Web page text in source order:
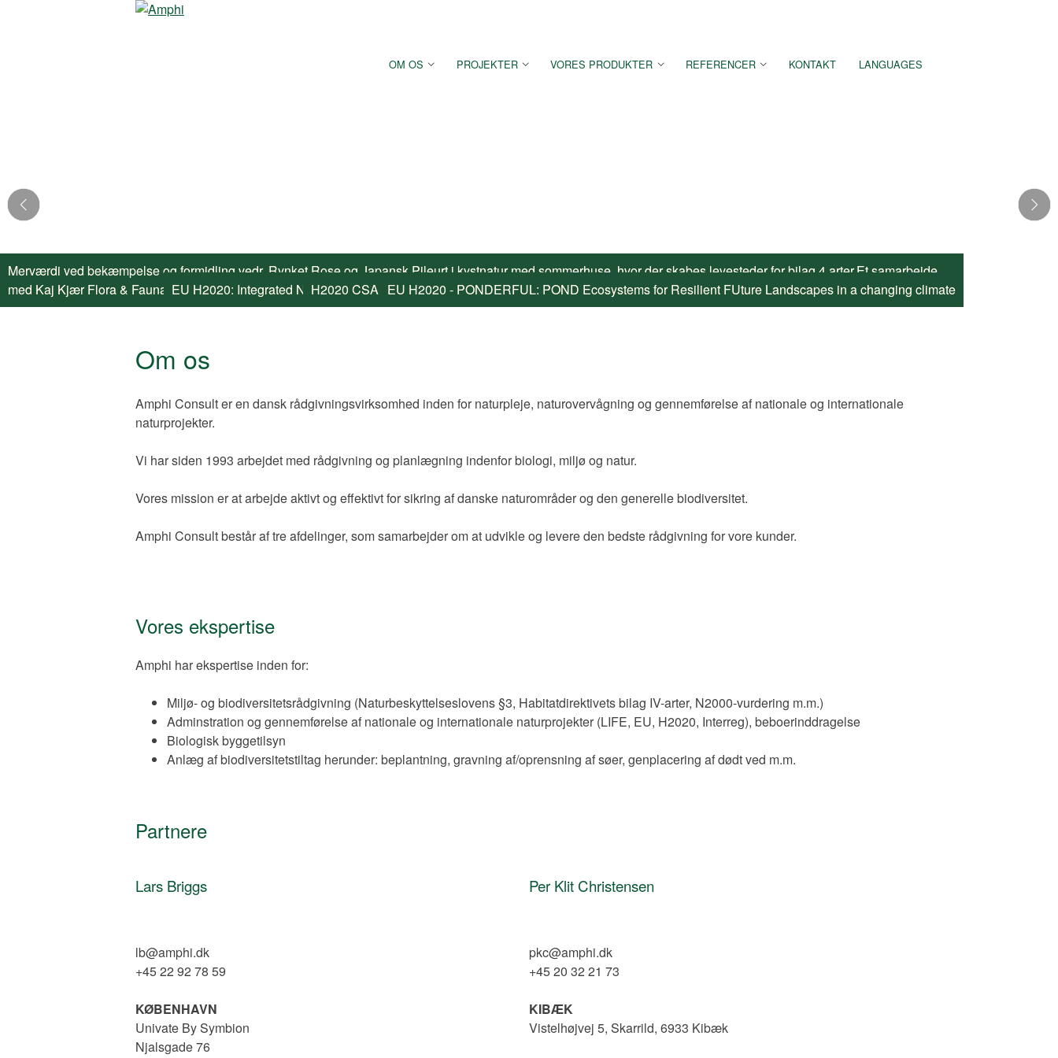
OM OS PROJEKTER VORES PRODUKTER REFERENCER KONTAKT LANGUAGES
EU LIFE Projekt LIFE04NAT/DE/00028 "Management of fire-bellied toads in the Baltic region"
EU H2020 RECONECT: Demonstrating the effectiveness of Nature Based Solutions in reducing hydro-meteorological risks
Biowater Climapond, en af vores klimatilpasning løsninger
Kortlægning af Chytrid-svampen i de nordiske lande og eDNA-prøveudtagning
Merværdi ved bekæmpelse og formidling vedr. Rynket Rose og Japansk Pileurt i kystnatur med sommerhuse, hvor der skabes levesteder for bilag 4 arter.Et samarbejde
med Kaj Kjær Flora & Fauna som projektleder. Læs artiklen her
EU H2020: Integrated NBS-based Urban Planning Methodology for Enhancing the Health and Well-being of Citizens: the euPOLIS Approach
LIFE Open Woods, Improvement of the conservation status of forest habitats with a focus on Osmoderma eremita
H2020 CSA - BISON: Biodiversity and Infrastructure Synergies and Opportunities for European Transports Networks
EU H2020 - PONDERFUL: POND Ecosystems for Resilient FUture Landscapes in a changing climate
Om os
Amphi Consult er en dansk rådgivningsvirksomhed inden for naturpleje, naturovervågning og gennemførelse af nationale og internationale
naturprojekter.
Vi har siden 1993 arbejdet med rådgivning og planlægning indenfor biologi, miljø og natur.
Vores mission er at arbejde aktivt og effektivt for sikring af danske naturområder og den generelle biodiversitet.
Amphi Consult består af tre afdelinger, som samarbejder om at udvikle og levere den bedste rådgivning for vore kunder.
Vores ekspertise
Amphi har ekspertise inden for:
Miljø- og biodiversitetsrådgivning (Naturbeskyttelseslovens §3, Habitatdirektivets bilag IV-arter, N2000-vurdering m.m.)
Adminstration og gennemførelse af nationale og internationale naturprojekter (LIFE, EU, H2020, Interreg), beboerinddragelse
Biologisk byggetilsyn
Anlæg af biodiversitetstiltag herunder: beplantning, gravning af/oprensning af søer, genplacering af dødt ved m.m.
Partnere
Lars Briggs
lb@amphi.dk
+45 22 92 78 59
KØBENHAVN
Univate By Symbion
Njalsgade 76
Per Klit Christensen
pkc@amphi.dk
+45 20 32 21 73
KIBÆK
Vistelhøjvej 5, Skarrild, 6933 Kibæk